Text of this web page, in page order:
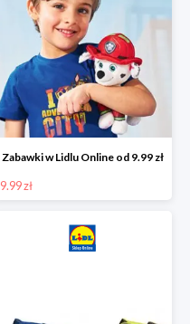
Zabawki w Lidlu Online od 9.99 zł
9.99 zł